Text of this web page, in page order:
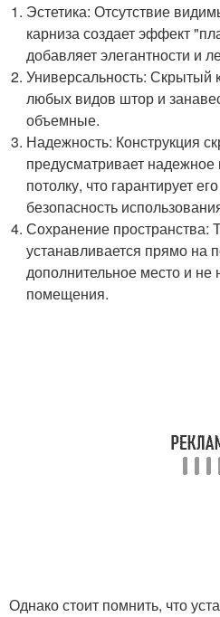
Эстетика: Отсутствие
карниза создает эффект
добавляет элегантности и
Универсальность: Скрытый
любых видов штор и
объемные.
Надежность: Конструкция
предусматривает надежное
потолку, что гарантирует
безопасность
Сохранение пространства:
устанавливается прямо на
дополнительное место и
помещения.
Однако стоит помнить, что